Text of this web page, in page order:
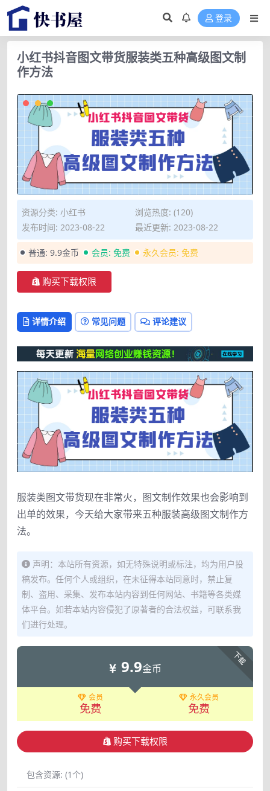
登录
小红书抖音图文带货服装类五种高级图文制
作方法
资源分类: 小红书
浏览热度: (120)
发布时间: 2023-08-22
最近更新: 2023-08-22
普通: 9.9金币 会员: 免费 永久会员: 免费
购买下载权限
详情介绍 常见问题 评论建议
服装类图文带货现在非常火，图文制作效果也会影响到
出单的效果，今天给大家带来五种服装高级图文制作方
法。
声明：本站所有资源，如无特殊说明或标注，均为用户投
稿发布。任何个人或组织，在未征得本站同意时，禁止复
制、盗用、采集、发布本站内容到任何网站、书籍等各类媒
体平台。如若本站内容侵犯了原著者的合法权益，可联系我
们进行处理。
下载
9.9金币
会员
免费
永久会员
免费
购买下载权限
包含资源: (1个)